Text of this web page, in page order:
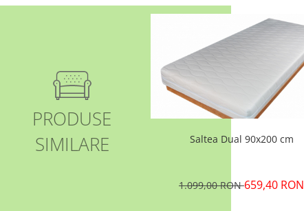
PRODUSE
SIMILARE
Saltea Dual 90x200 cm
1.099,00 RON659,40 RON